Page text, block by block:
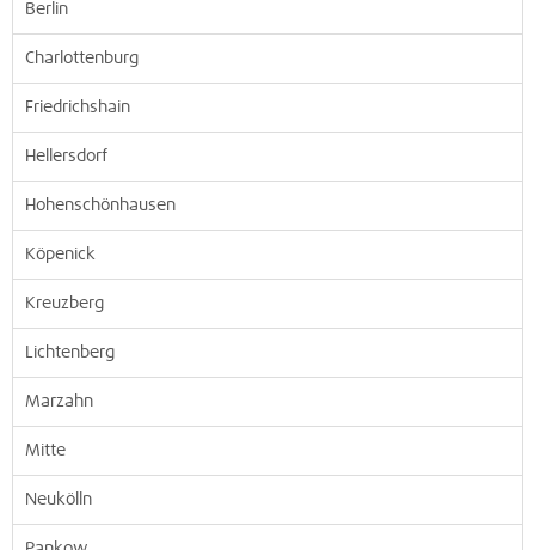
Berlin
Charlottenburg
Friedrichshain
Hellersdorf
Hohenschönhausen
Köpenick
Kreuzberg
Lichtenberg
Marzahn
Mitte
Neukölln